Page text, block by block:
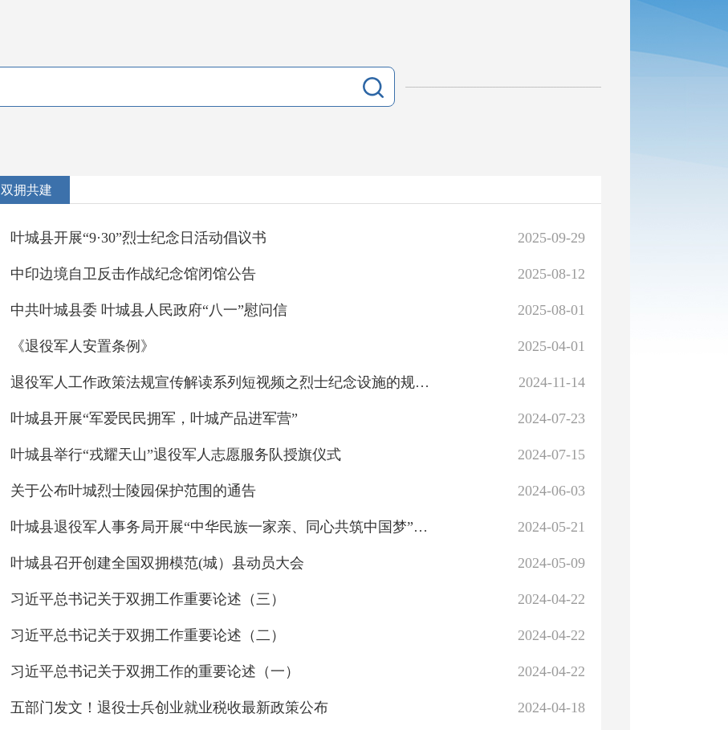
双拥共建
2025-09-29
叶城县开展“9·30”烈士纪念日活动倡议书
2025-08-12
中印边境自卫反击作战纪念馆闭馆公告
2025-08-01
中共叶城县委 叶城县人民政府“八一”慰问信
2025-04-01
《退役军人安置条例》
2024-11-14
退役军人工作政策法规宣传解读系列短视频之烈士纪念设施的规范管理
2024-07-23
叶城县开展“军爱民民拥军，叶城产品进军营”
2024-07-15
叶城县举行“戎耀天山”退役军人志愿服务队授旗仪式
2024-06-03
关于公布叶城烈士陵园保护范围的通告
2024-05-21
叶城县退役军人事务局开展“中华民族一家亲、同心共筑中国梦”联谊活动
2024-05-09
叶城县召开创建全国双拥模范(城）县动员大会
2024-04-22
习近平总书记关于双拥工作重要论述（三）
2024-04-22
习近平总书记关于双拥工作重要论述（二）
2024-04-22
习近平总书记关于双拥工作的重要论述（一）
2024-04-18
五部门发文！退役士兵创业就业税收最新政策公布